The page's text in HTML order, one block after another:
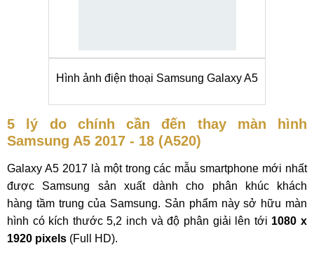
Hình ảnh điện thoại Samsung Galaxy A5
5 lý do chính cần đến thay màn hình
Samsung A5 2017 - 18 (A520)
Galaxy A5 2017 là một trong các mẫu smartphone mới nhất
được Samsung sản xuất dành cho phân khúc khách
hàng tầm trung của Samsung. Sản phẩm này sở hữu màn
hình có kích thước 5,2 inch và độ phân giải lên tới 1080 x
1920 pixels (Full HD).